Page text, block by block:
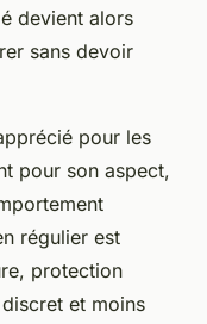
devient alors
sans devoir
pour les
pour son aspect,
régulier est
protection
et moins